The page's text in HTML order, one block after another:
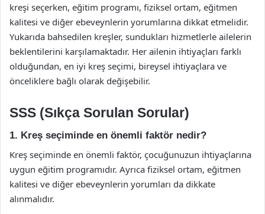
kreşi seçerken, eğitim programı, fiziksel ortam, eğitmen
kalitesi ve diğer ebeveynlerin yorumlarına dikkat etmelidir.
Yukarıda bahsedilen kreşler, sundukları hizmetlerle ailelerin
beklentilerini karşılamaktadır. Her ailenin ihtiyaçları farklı
olduğundan, en iyi kreş seçimi, bireysel ihtiyaçlara ve
önceliklere bağlı olarak değişebilir.
SSS (Sıkça Sorulan Sorular)
1. Kreş seçiminde en önemli faktör nedir?
Kreş seçiminde en önemli faktör, çocuğunuzun ihtiyaçlarına
uygun eğitim programıdır. Ayrıca fiziksel ortam, eğitmen
kalitesi ve diğer ebeveynlerin yorumları da dikkate
alınmalıdır.